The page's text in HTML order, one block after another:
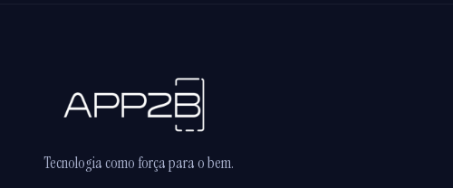
Tecnologia como força para o bem.